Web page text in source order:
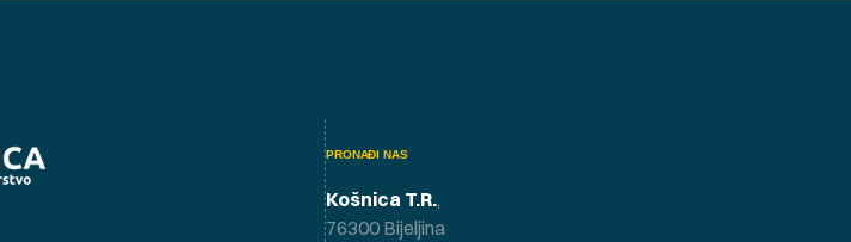
PRONAĐI NAS
Košnica T.R.,
76300 Bijeljina